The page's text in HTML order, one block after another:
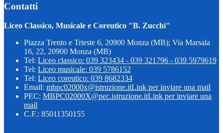
Contatti
Liceo Classico, Musicale e Coreutico "B. Zucchi"
Piazza Trento e Trieste 6, 20900 Monza (MB); Via Marsala
16, 22, 20900 Monza (MB)
Tel: Liceo classico: 039 323434 - 039 321796 - 039 5979619
Tel: Liceo musicale: 039 5786152
Tel: Liceo coreutico: 039 8682334
Email: mbpc02000x@istruzione.itLink per inviare una mail
PEC: MBPC02000X@pec.istruzione.itLink per inviare una
mail
C.F.: 85011350155